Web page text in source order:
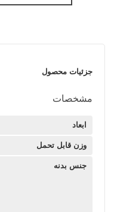
جزئیات محصول
مشخصات
ابعاد
وزن قابل تحمل
جنس بدنه